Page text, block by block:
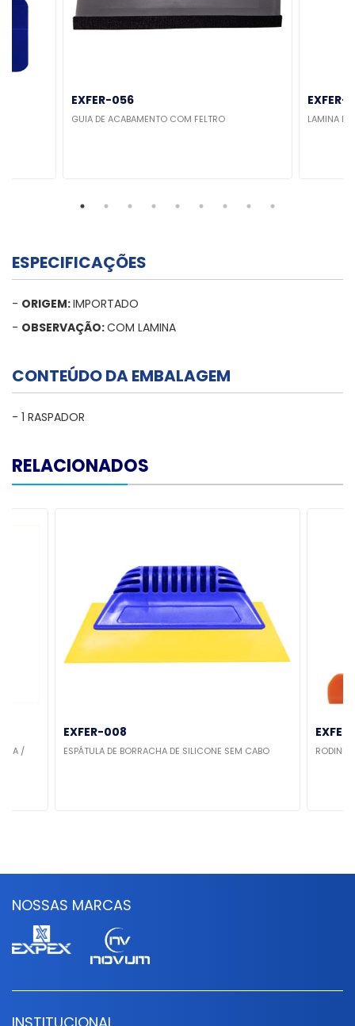
EXFER-056
GUIA DE ACABAMENTO COM FELTRO
EXFER-
LAMINA
ESPECIFICAÇÕES
- ORIGEM:IMPORTADO
- OBSERVAÇÃO:COM LAMINA
CONTEÚDO DA EMBALAGEM
- 1 RASPADOR
RELACIONADOS
/
EXFER-008
ESPÁTULA DE BORRACHA DE SILICONE SEM CABO
NOSSAS MARCAS